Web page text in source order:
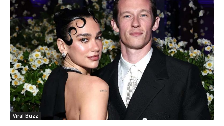
Viral Buzz